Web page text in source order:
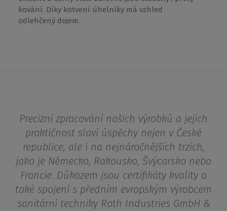
kování. Díky kotvení úhelníky má vzhled
odlehčený dojem.
Precizní zpracování našich výrobků a jejich
praktičnost slaví úspěchy nejen v České
republice, ale i na nejnáročnějších trzích,
jako je Německo, Rakousko, Švýcarsko nebo
Francie. Důkazem jsou certifikáty kvality a
také spojení s předním evropským výrobcem
sanitární techniky Roth Industries GmbH &